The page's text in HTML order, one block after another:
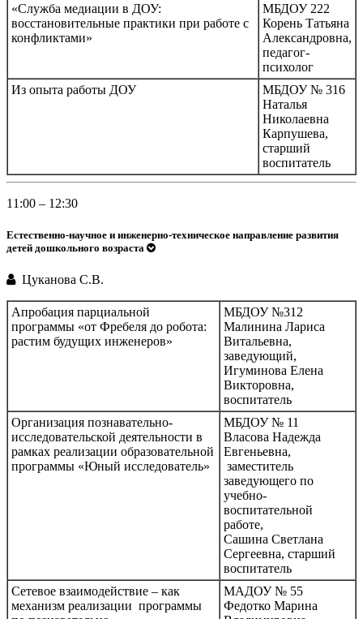
«Служба медиации в ДОУ:
восстановительные практики при работе с
конфликтами»
МБДОУ 222
Корень Татьяна
Александровна,
педагог-
психолог
Из опыта работы ДОУ
МБДОУ № 316
Наталья
Николаевна
Карпушева,
старший
воспитатель
11:00 – 12:30
Естественно-научное и инженерно-техническое направление развития
детей дошкольного возраста
Цуканова С.В.
Апробация парциальной
программы «от Фребеля до робота:
растим будущих инженеров»
МБДОУ №312
Малинина Лариса
Витальевна,
заведующий,
Игуминова Елена
Викторовна,
воспитатель
Организация познавательно-
исследовательской деятельности в
рамках реализации образовательной
программы «Юный исследователь»
МБДОУ № 11
Власова Надежда
Евгеньевна,
заместитель
заведующего по
учебно-
воспитательной
работе,
Сашина Светлана
Сергеевна, старший
воспитатель
Сетевое взаимодействие – как
механизм реализации программы
МАДОУ № 55
Федотко Марина